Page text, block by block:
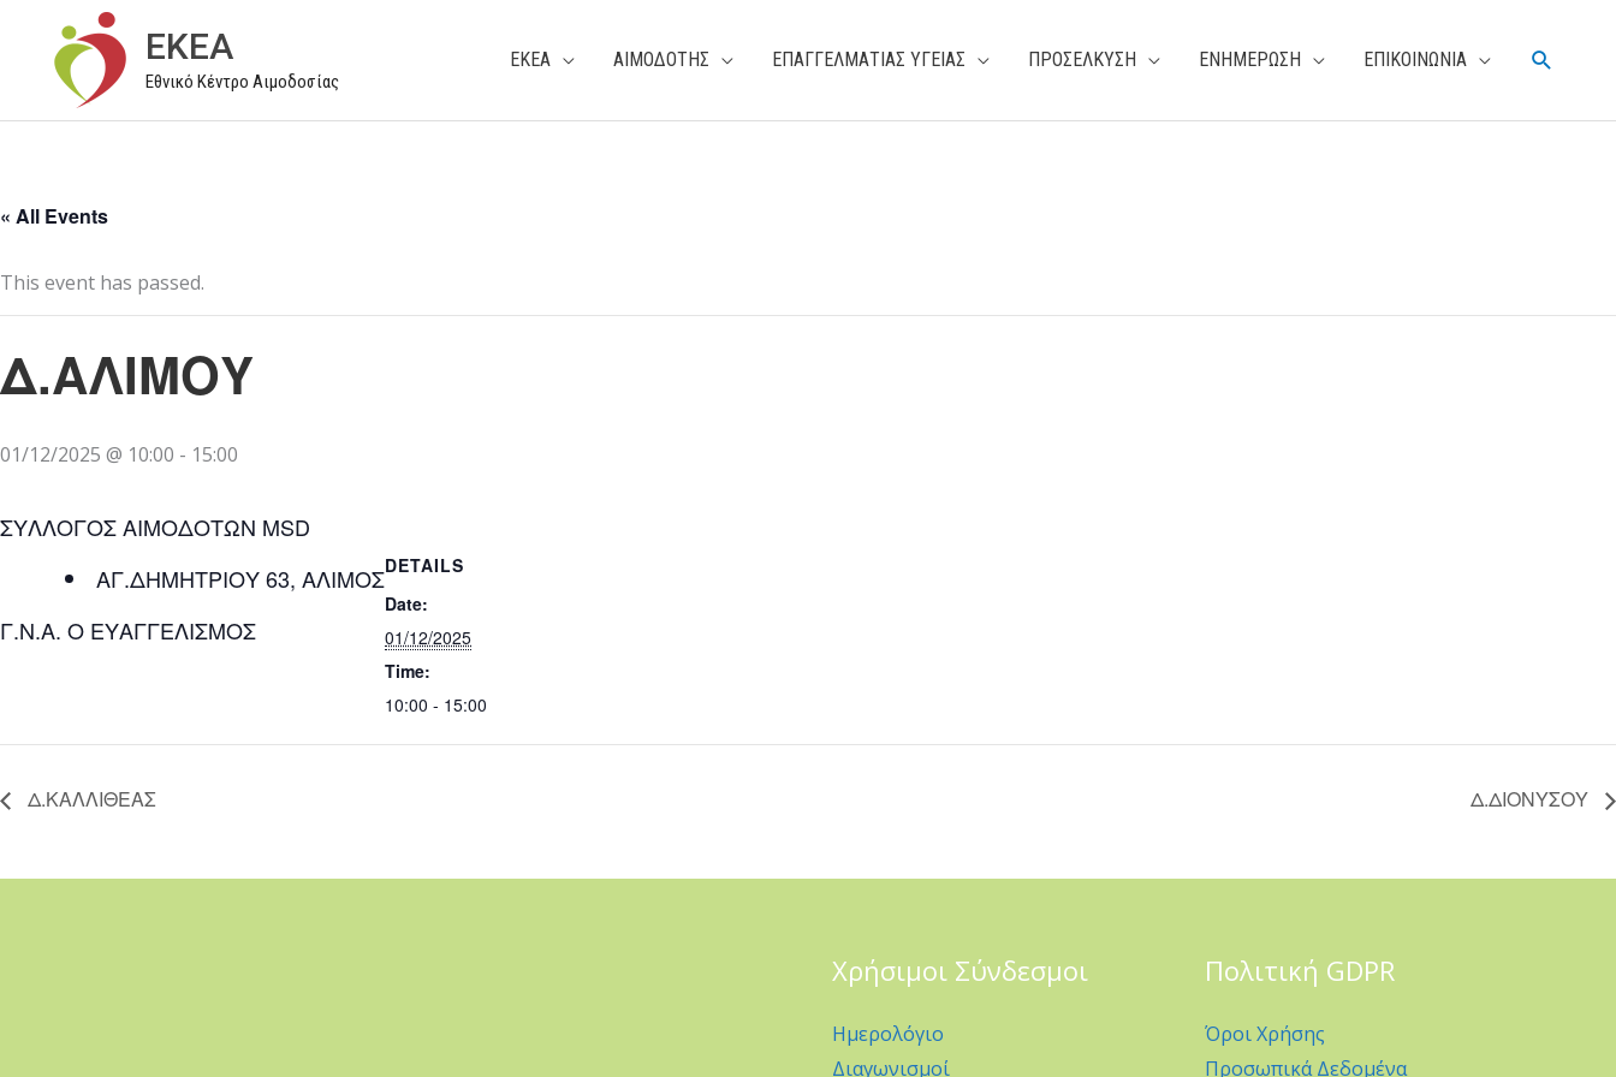
περιεχόμενο
EKEA
Εθνικό Κέντρο Αιμοδοσίας
ΕΚΕΑ ΑΙΜΟΔΟΤΗΣ ΕΠΑΓΓΕΛΜΑΤΙΑΣ ΥΓΕΙΑΣ ΠΡΟΣΕΛΚΥΣΗ ΕΝΗΜΕΡΩΣΗ ΕΠΙΚΟΙΝΩΝΙΑ
« All Events
This event has passed.
Δ.ΑΛΙΜΟΥ
01/12/2025 @ 10:00 - 15:00
ΣΥΛΛΟΓΟΣ ΑΙΜΟΔΟΤΩΝ MSD
ΑΓ.ΔΗΜΗΤΡΙΟΥ 63, ΑΛΙΜΟΣ
Γ.Ν.Α. Ο ΕΥΑΓΓΕΛΙΣΜΟΣ
DETAILS
Date:
01/12/2025
Time:
10:00 - 15:00
Δ.ΚΑΛΛΙΘΕΑΣ Δ.ΔΙΟΝΥΣΟΥ
Χρήσιμοι Σύνδεσμοι
Ημερολόγιο
Διαγωνισμοί
Πολιτική GDPR
Όροι Χρήσης
Προσωπικά Δεδομένα